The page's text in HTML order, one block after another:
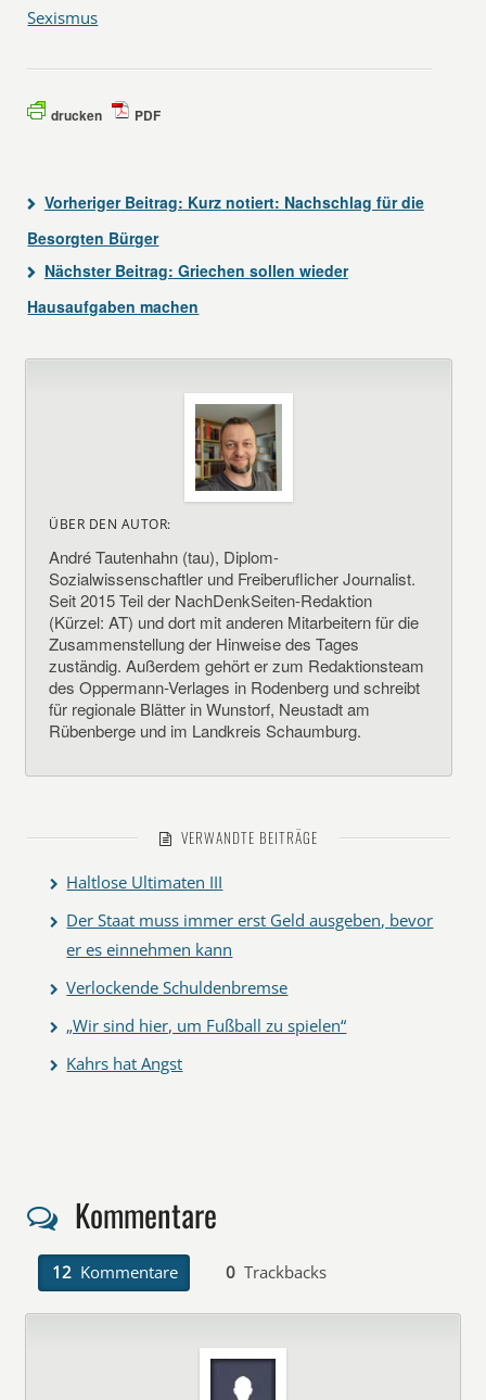
Sexismus
drucken PDF
Vorheriger Beitrag: Kurz notiert: Nachschlag für die
Besorgten Bürger
Nächster Beitrag: Griechen sollen wieder
Hausaufgaben machen
ÜBER DEN AUTOR:
André Tautenhahn (tau), Diplom-
Sozialwissenschaftler und Freiberuflicher Journalist.
Seit 2015 Teil der NachDenkSeiten-Redaktion
(Kürzel: AT) und dort mit anderen Mitarbeitern für die
Zusammenstellung der Hinweise des Tages
zuständig. Außerdem gehört er zum Redaktionsteam
des Oppermann-Verlages in Rodenberg und schreibt
für regionale Blätter in Wunstorf, Neustadt am
Rübenberge und im Landkreis Schaumburg.
VERWANDTE BEITRÄGE
Haltlose Ultimaten III
Der Staat muss immer erst Geld ausgeben, bevor
er es einnehmen kann
Verlockende Schuldenbremse
„Wir sind hier, um Fußball zu spielen“
Kahrs hat Angst
Kommentare
12 Kommentare 0 Trackbacks